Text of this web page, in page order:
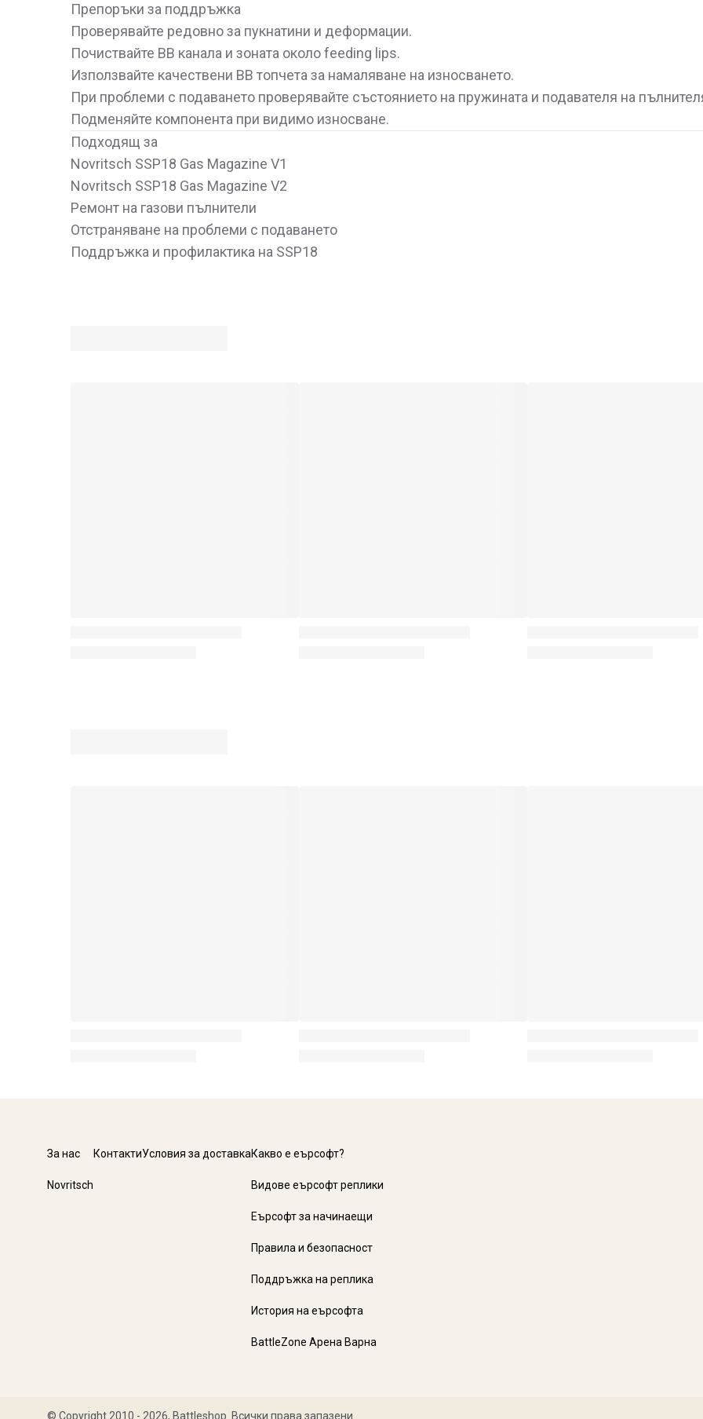
Препоръки за поддръжка
Проверявайте редовно за пукнатини и деформации.
Почиствайте BB канала и зоната около feeding lips.
Използвайте качествени BB топчета за намаляване на износването.
При проблеми с подаването проверявайте състоянието на пружината и подавателя на
Подменяйте компонента при видимо износване.
Подходящ за
Novritsch SSP18 Gas Magazine V1
Novritsch SSP18 Gas Magazine V2
Ремонт на газови пълнители
Отстраняване на проблеми с подаването
Поддръжка и профилактика на SSP18
За нас
Novritsch
КонтактиУсловия за доставкаКакво е еърсофт?
Видове еърсофт реплики
Еърсофт за начинаещи
Правила и безопасност
Поддръжка на реплика
История на еърсофта
BattleZone Арена Варна
© Copyright 2010 - 2026, Battleshop. Всички права запазени.